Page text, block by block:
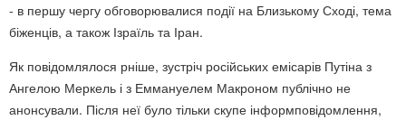
- в першу чергу обговорювалися події на Близькому Сході, тема
біженців, а також Ізраїль та Іран.
Як повідомлялося рніше, зустріч російських емісарів Путіна з
Ангелою Меркель і з Еммануелем Макроном публічно не
анонсували. Після неї було тільки скупе інформповідомлення,